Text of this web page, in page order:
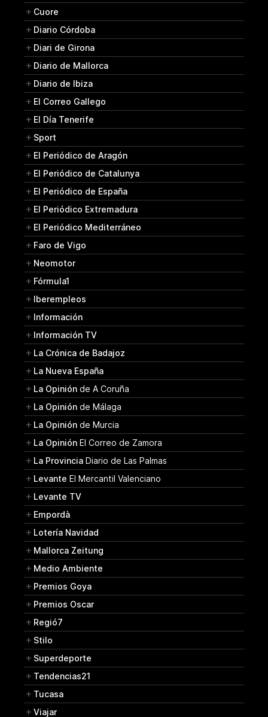
Cuore
Diario Córdoba
Diari de Girona
Diario de Mallorca
Diario de Ibiza
El Correo Gallego
El Día Tenerife
Sport
El Periódico de Aragón
El Periódico de Catalunya
El Periódico de España
El Periódico Extremadura
El Periódico Mediterráneo
Faro de Vigo
Neomotor
Fórmula1
Iberempleos
Información
Información TV
La Crónica de Badajoz
La Nueva España
La Opinión de A Coruña
La Opinión de Málaga
La Opinión de Murcia
La Opinión El Correo de Zamora
La Provincia Diario de Las Palmas
Levante El Mercantil Valenciano
Levante TV
Empordà
Lotería Navidad
Mallorca Zeitung
Medio Ambiente
Premios Goya
Premios Oscar
Regió7
Stilo
Superdeporte
Tendencias21
Tucasa
Viajar